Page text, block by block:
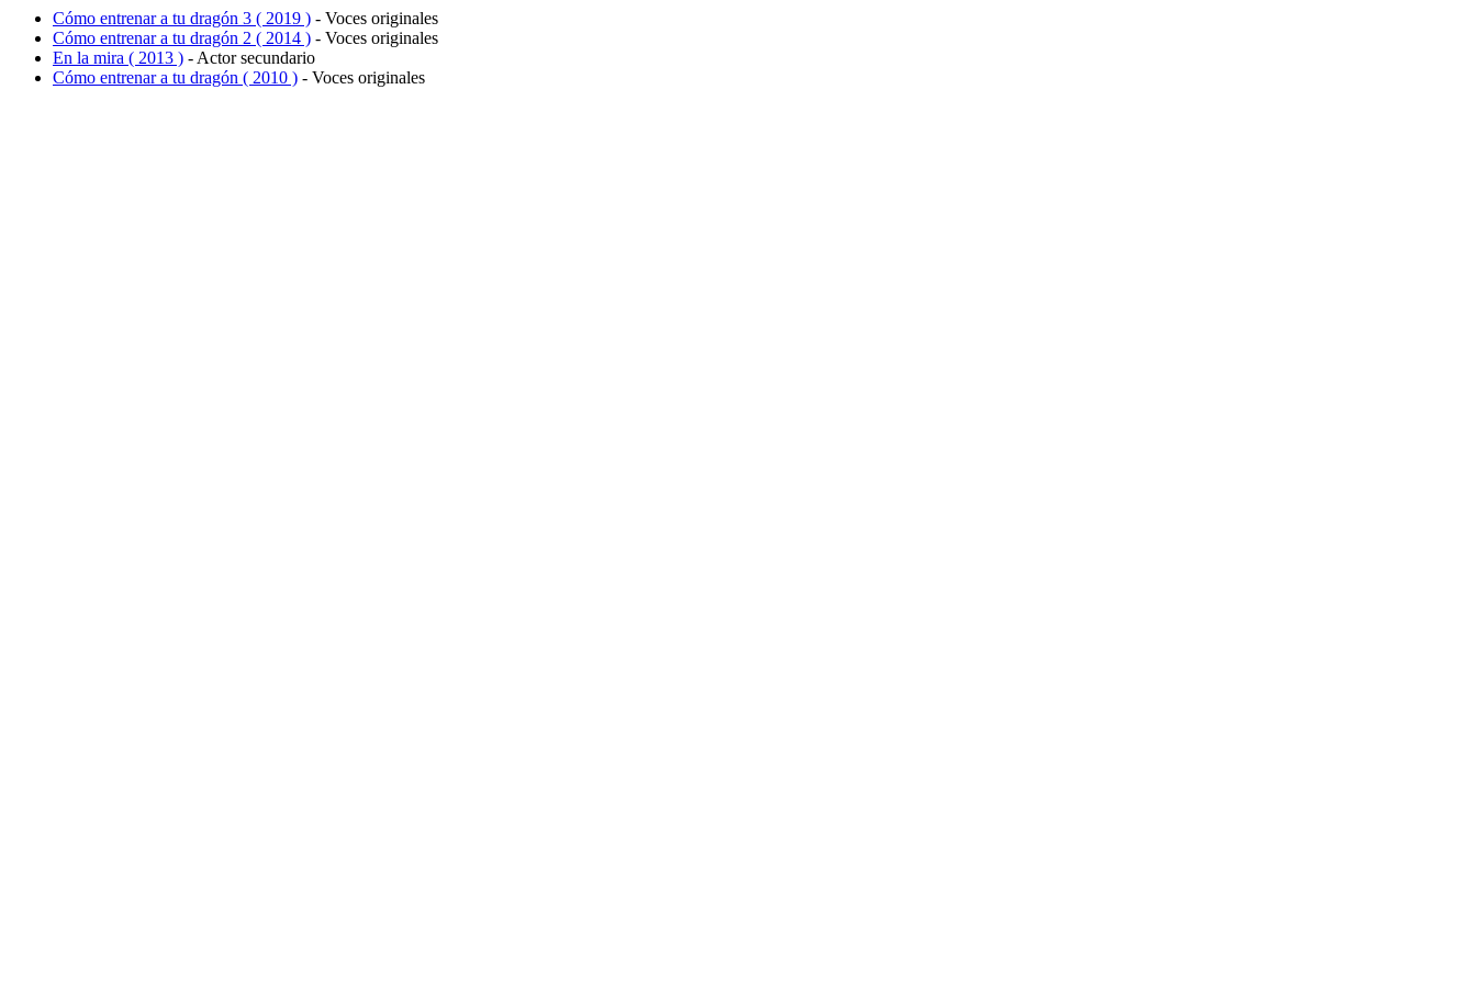
Cómo entrenar a tu dragón 3 ( 2019 ) - Voces originales
Cómo entrenar a tu dragón 2 ( 2014 ) - Voces originales
En la mira ( 2013 ) - Actor secundario
Cómo entrenar a tu dragón ( 2010 ) - Voces originales